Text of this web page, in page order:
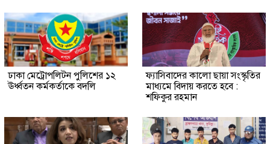
ঢাকা মেট্রোপলিটন পুলিশের ১২
ঊর্ধ্বতন কর্মকর্তাকে বদলি
ফ্যাসিবাদের কালো ছায়া সংস্কৃতির
মাধ্যমে বিদায় করতে হবে :
শফিকুর রহমান